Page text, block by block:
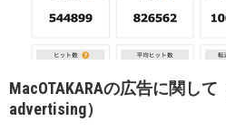
MacOTAKARAの広告に関して
advertising）